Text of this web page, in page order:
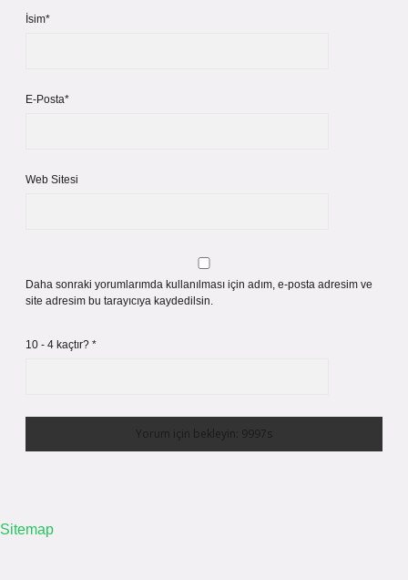
İsim*
E-Posta*
Web Sitesi
Daha sonraki yorumlarımda kullanılması için adım, e-posta adresim ve
site adresim bu tarayıcıya kaydedilsin.
10 - 4 kaçtır? *
Sitemap